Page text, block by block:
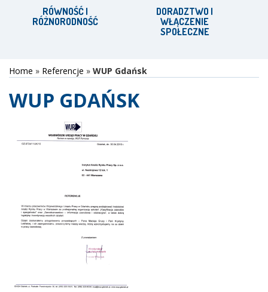
RÓWNOŚĆ I
RÓŻNORODNOŚĆ
DORADZTWO I
WŁĄCZENIE
SPOŁECZNE
Home » Referencje » WUP Gdańsk
WUP GDAŃSK